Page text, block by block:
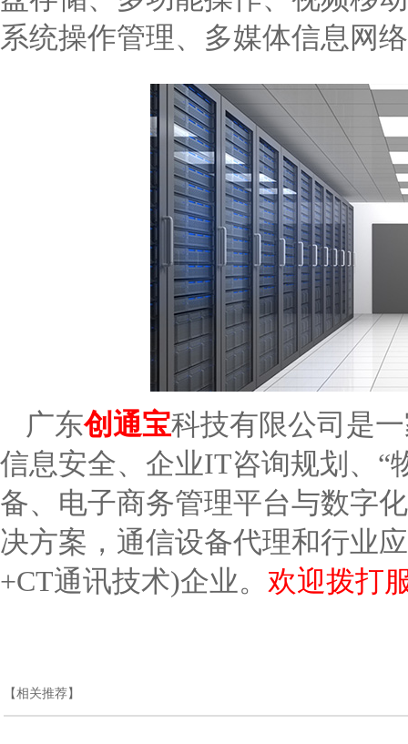
系统操作管理、多媒体信息网
广东创通宝科技有限公司是
信息安全、企业IT咨询规划、“
备、电子商务管理平台与数字
决方案，通信设备代理和行业
+CT通讯技术)企业。 欢迎拨打
【相关推荐】